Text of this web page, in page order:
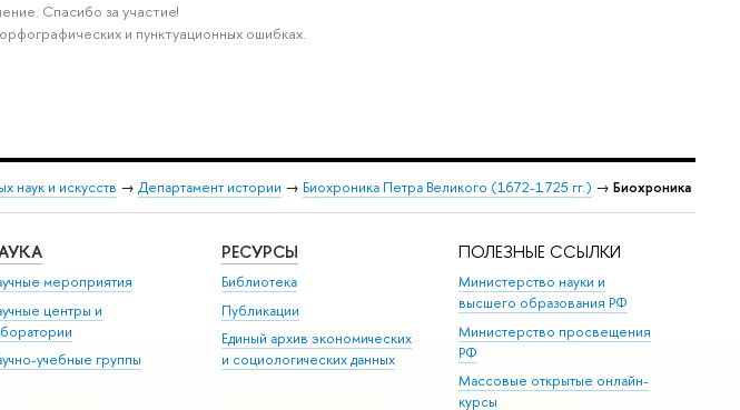
Спасибо за участие!
и пунктуационных ошибках.
наук и искусств → Департамент истории → Биохроника Петра Великого (1672-1725 гг.) → Биохроника
мероприятия
центры и
учебные группы
РЕСУРСЫ
Библиотека
Публикации
Единый архив экономических
и социологических данных
ПОЛЕЗНЫЕ ССЫЛКИ
Министерство науки и
высшего образования РФ
Министерство просвещения
РФ
Массовые открытые онлайн-
курсы